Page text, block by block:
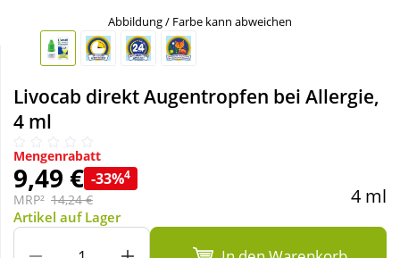
Täglich gut versorgt
Nahrungsergänzung
Sanitätshaus
Sport & Fitness
Abbildung / Farbe kann abweichen
Livocab direkt Augentropfen bei Allergie,
4 ml
Mengenrabatt
9,49 € -33%4
MRP² 14,24 € 4 ml
Artikel auf Lager